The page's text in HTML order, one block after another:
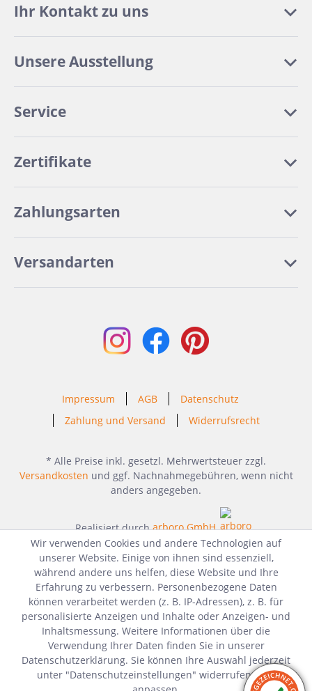
Ihr Kontakt zu uns
Unsere Ausstellung
Service
Zertifikate
Zahlungsarten
Versandarten
Impressum AGB
Datenschutz
Zahlung und Versand
Widerrufsrecht
* Alle Preise inkl. gesetzl. Mehrwertsteuer zzgl.
Versandkosten und ggf. Nachnahmegebühren, wenn nicht
anders angegeben.
Realisiert durcharboro GmbH
Wir verwenden Cookies und andere Technologien auf
unserer Website. Einige von ihnen sind essenziell,
während andere uns helfen, diese Website und Ihre
Erfahrung zu verbessern. Personenbezogene Daten
können verarbeitet werden (z. B. IP-Adressen), z. B. für
personalisierte Anzeigen und Inhalte oder Anzeigen- und
Inhaltsmessung. Weitere Informationen über die
Verwendung Ihrer Daten finden Sie in unserer
Datenschutzerklärung. Sie können Ihre Auswahl jederzeit
unter "Datenschutzeinstellungen" widerrufen oder